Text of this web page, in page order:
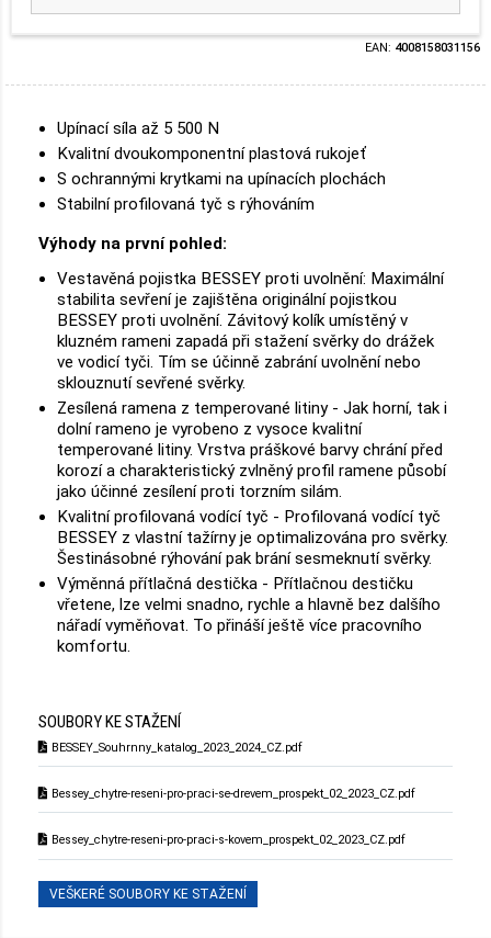
EAN: 4008158031156
Upínací síla až 5 500 N
Kvalitní dvoukomponentní plastová rukojeť
S ochrannými krytkami na upínacích plochách
Stabilní profilovaná tyč s rýhováním
Výhody na první pohled:
Vestavěná pojistka BESSEY proti uvolnění: Maximální
stabilita sevření je zajištěna originální pojistkou
BESSEY proti uvolnění. Závitový kolík umístěný v
kluzném rameni zapadá při stažení svěrky do drážek
ve vodicí tyči. Tím se účinně zabrání uvolnění nebo
sklouznutí sevřené svěrky.
Zesílená ramena z temperované litiny - Jak horní, tak i
dolní rameno je vyrobeno z vysoce kvalitní
temperované litiny. Vrstva práškové barvy chrání před
korozí a charakteristický zvlněný profil ramene působí
jako účinné zesílení proti torzním silám.
Kvalitní profilovaná vodící tyč - Profilovaná vodící tyč
BESSEY z vlastní tažírny je optimalizována pro svěrky.
Šestinásobné rýhování pak brání sesmeknutí svěrky.
Výměnná přítlačná destička - Přítlačnou destičku
vřetene, lze velmi snadno, rychle a hlavně bez dalšího
nářadí vyměňovat. To přináší ještě více pracovního
komfortu.
SOUBORY KE STAŽENÍ
BESSEY_Souhrnny_katalog_2023_2024_CZ.pdf
Bessey_chytre-reseni-pro-praci-se-drevem_prospekt_02_2023_CZ.pdf
Bessey_chytre-reseni-pro-praci-s-kovem_prospekt_02_2023_CZ.pdf
VEŠKERÉ SOUBORY KE STAŽENÍ